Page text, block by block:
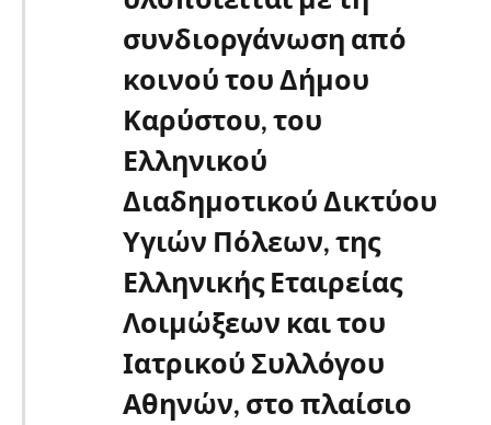
συνδιοργάνωση από
κοινού του Δήμου
Καρύστου, του
Ελληνικού
Διαδημοτικού Δικτύου
Υγιών Πόλεων, της
Ελληνικής Εταιρείας
Λοιμώξεων και του
Ιατρικού Συλλόγου
Αθηνών, στο πλαίσιο